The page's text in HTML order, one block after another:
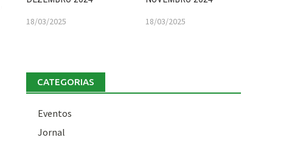
18/03/2025 18/03/2025
CATEGORIAS
Eventos
Jornal